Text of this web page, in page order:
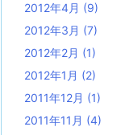
2012年4月 (9)
2012年3月 (7)
2012年2月 (1)
2012年1月 (2)
2011年12月 (1)
2011年11月 (4)